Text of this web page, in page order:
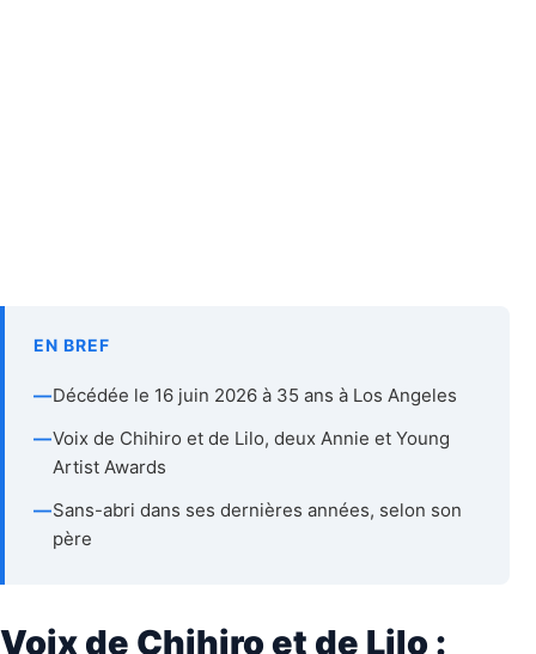
EN BREF
—Décédée le 16 juin 2026 à 35 ans à Los Angeles
—Voix de Chihiro et de Lilo, deux Annie et Young
Artist Awards
—Sans-abri dans ses dernières années, selon son
père
Voix de Chihiro et de Lilo :